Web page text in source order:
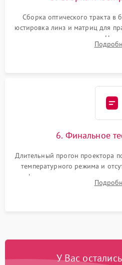
Сборка оптического тракта в
юстировка линз и матриц для
и устранения размытия.
шлейфов, установка
6. Финальное
Длительный прогон проектора
температурного режима и
фокуса, контрастности и
таблицах. Проверка работы
У Вас